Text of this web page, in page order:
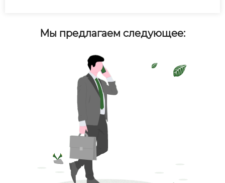
Мы предлагаем следующее: